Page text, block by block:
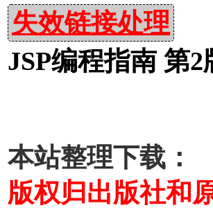
失效链接处理
JSP编程指南 第2
本站整理下载：
版权归出版社和